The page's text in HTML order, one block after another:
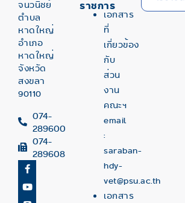
จนวนิชย์
ตำบล
หาดใหญ่
อำเภอ
หาดใหญ่
จังหวัด
สงขลา
90110
074-
289600
074-
289608
ราชการ
เอกสาร
ที่
เกี่ยวข้อง
กับ
ส่วน
งาน
คณะฯ
email
:
saraban-
hdy-
vet@psu.ac.th
เอกสาร